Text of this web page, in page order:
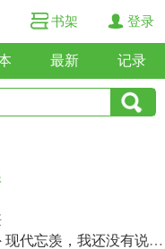
书架 登录
最新 记录
代忘羡，我还没有说爱你42